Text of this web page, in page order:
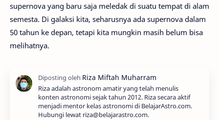
supernova yang baru saja meledak di suatu tempat di alam
semesta. Di galaksi kita, seharusnya ada supernova dalam
50 tahun ke depan, tetapi kita mungkin masih belum bisa
melihatnya.
Riza adalah astronom amatir yang telah menulis
konten astronomi sejak tahun 2012. Riza secara aktif
menjadi mentor kelas astronomi di BelajarAstro.com.
Hubungi lewat riza@belajarastro.com.